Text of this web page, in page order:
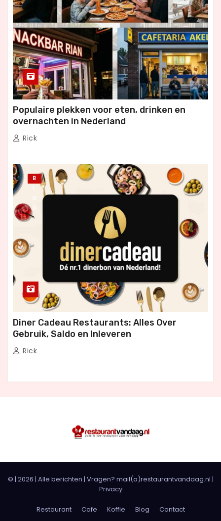
Populaire plekken voor eten, drinken en
overnachten in Nederland
Rick
B
L
O
G
Diner Cadeau Restaurants: Alles Over
Gebruik, Saldo en Inleveren
Rick
© | 2026 | Alle berichten | Vragen? mail(a)restaurantvandaag.nl |
Privacy
Restaurant Cafe Koffie Blog Contact